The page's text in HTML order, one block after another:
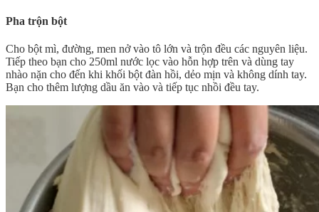
Pha trộn bột
Cho bột mì, đường, men nở vào tô lớn và trộn đều các nguyên liệu.
Tiếp theo bạn cho 250ml nước lọc vào hỗn hợp trên và dùng tay
nhào nặn cho đến khi khối bột đàn hồi, dẻo mịn và không dính tay.
Bạn cho thêm lượng dầu ăn vào và tiếp tục nhồi đều tay.